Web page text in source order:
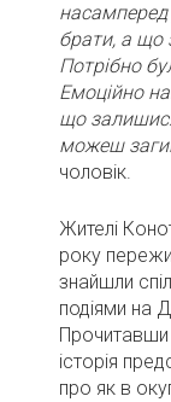
брати, а що
Потрібно
Емоційно
що
можеш
чоловік.
Жителі
року
знайшли
подіями на
Прочитавши
історія
про як в